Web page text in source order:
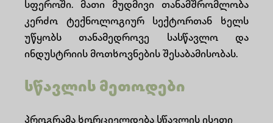
სფეროში. მათი მუდმივი თანამშრომლობა
კერძო ტექნოლოგიურ სექტორთან ხელს
უწყობს თანამედროვე სასწავლო და
ინდუსტრიის მოთხოვნების შესაბამისობას.
სწავლის მეთოდები
პროგრამა ხორციელდება სწავლის ისეთი